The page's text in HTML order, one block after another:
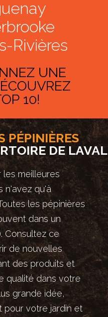
Rivières
UNE
10!
PÉPINIÈRES
DE LAVAL
les meilleures
n'avez qu'à
les pépinières
dans un
Consultez ce
de nouvelles
des produits et
qualité dans votre
grande idée,
pour votre jardin et